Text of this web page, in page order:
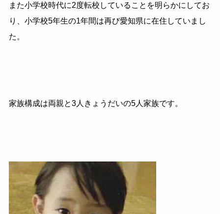
また小学校時代に2度転校していることを明らかにしてお
り、小学校5年生の1年間は再び愛知県に在住していまし
た。
家族構成は両親と3人きょうだいの5人家族です。